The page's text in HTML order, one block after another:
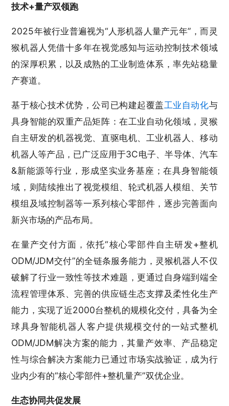
技术+量产双领跑
2025年被行业普遍视为“人形机器人量产元年”，而灵
猴机器人凭借十多年在视觉感知与运动控制技术领域
的深厚积累，以及成熟的工业制造体系，率先站稳量
产赛道。
基于核心技术优势，公司已构建起覆盖工业自动化与
具身智能的双重产品矩阵：在工业自动化领域，灵猴
自主研发的机器视觉、直驱电机、工业机器人、移动
机器人等产品，已广泛应用于3C电子、半导体、汽车
&新能源等行业，形成坚实业务基座；在具身智能领
域，则陆续推出了视觉模组、轮式机器人模组、关节
模组及域控制器等一系列核心零部件，逐步完善面向
新兴市场的产品布局。
在量产交付方面，依托“核心零部件自主研发+整机
ODM/JDM交付”的全链条服务能力，灵猴机器人不仅
破解了行业一致性等技术难题，更通过自身端到端全
流程管理体系、完善的供应链生态支撑及柔性化生产
能力，实现了近2000台整机的规模化交付，具备为全
球具身智能机器人客户提供规模交付的一站式整机
ODM/JDM解决方案的能力，其量产效率、产品稳定
性与综合解决方案能力已通过市场实战验证，成为行
业内少有的“核心零部件+整机量产”双优企业。
生态协同共促发展